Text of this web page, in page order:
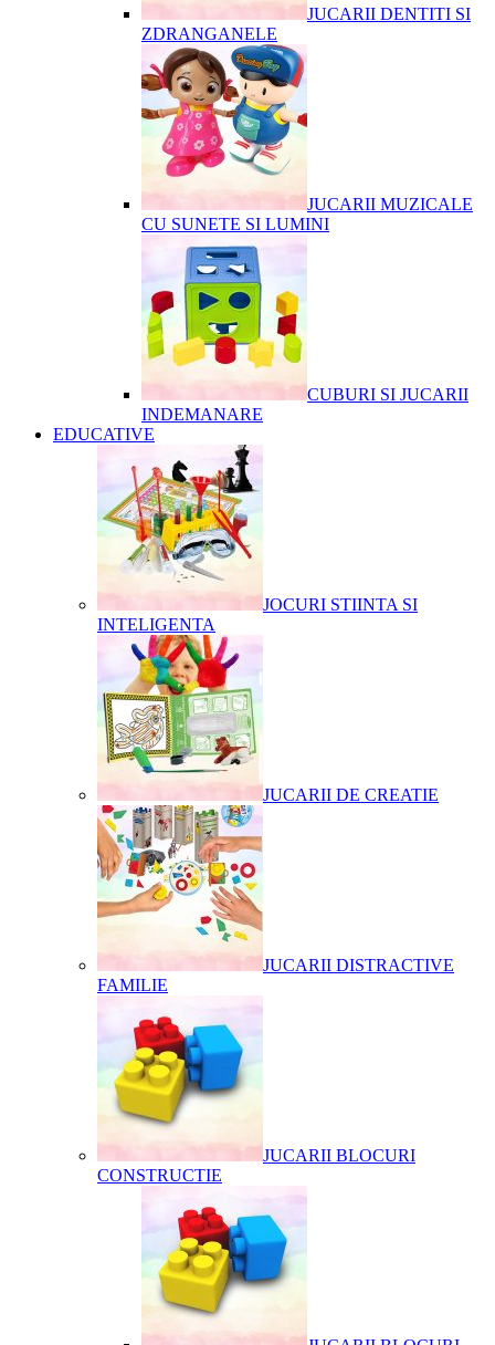
JUCARII DENTITI SI
ZDRANGANELE
JUCARII MUZICALE
CU SUNETE SI LUMINI
CUBURI SI JUCARII
INDEMANARE
EDUCATIVE
JOCURI STIINTA SI
INTELIGENTA
JUCARII DE CREATIE
JUCARII DISTRACTIVE
FAMILIE
JUCARII BLOCURI
CONSTRUCTIE